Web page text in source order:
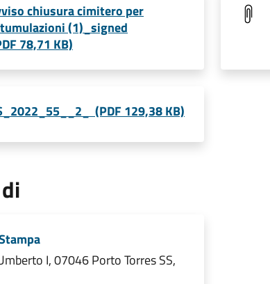
chiusura cimitero per
(1)_signed
78,71 KB)
(PDF 129,38 KB)
I, 07046 Porto Torres SS,